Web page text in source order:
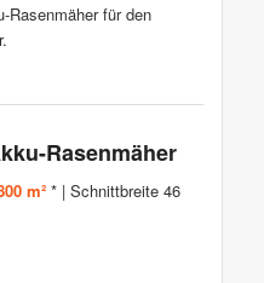
Rasenmäher für den
Rasenmäher
m²* | Schnittbreite 46